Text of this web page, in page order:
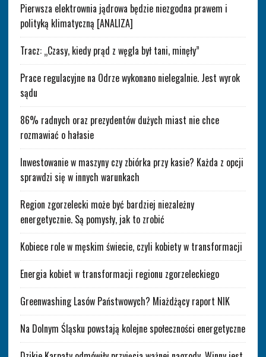
Pierwsza elektrownia jądrowa będzie niezgodna prawem i
polityką klimatyczną [ANALIZA]
Tracz: „Czasy, kiedy prąd z węgla był tani, minęły”
Prace regulacyjne na Odrze wykonano nielegalnie. Jest wyrok
sądu
86% radnych oraz prezydentów dużych miast nie chce
rozmawiać o hałasie
Inwestowanie w maszyny czy zbiórka przy kasie? Każda z opcji
sprawdzi się w innych warunkach
Region zgorzelecki może być bardziej niezależny
energetycznie. Są pomysły, jak to zrobić
Kobiece role w męskim świecie, czyli kobiety w transformacji
Energia kobiet w transformacji regionu zgorzeleckiego
Greenwashing Lasów Państwowych? Miażdżący raport NIK
Na Dolnym Śląsku powstają kolejne społeczności energetyczne